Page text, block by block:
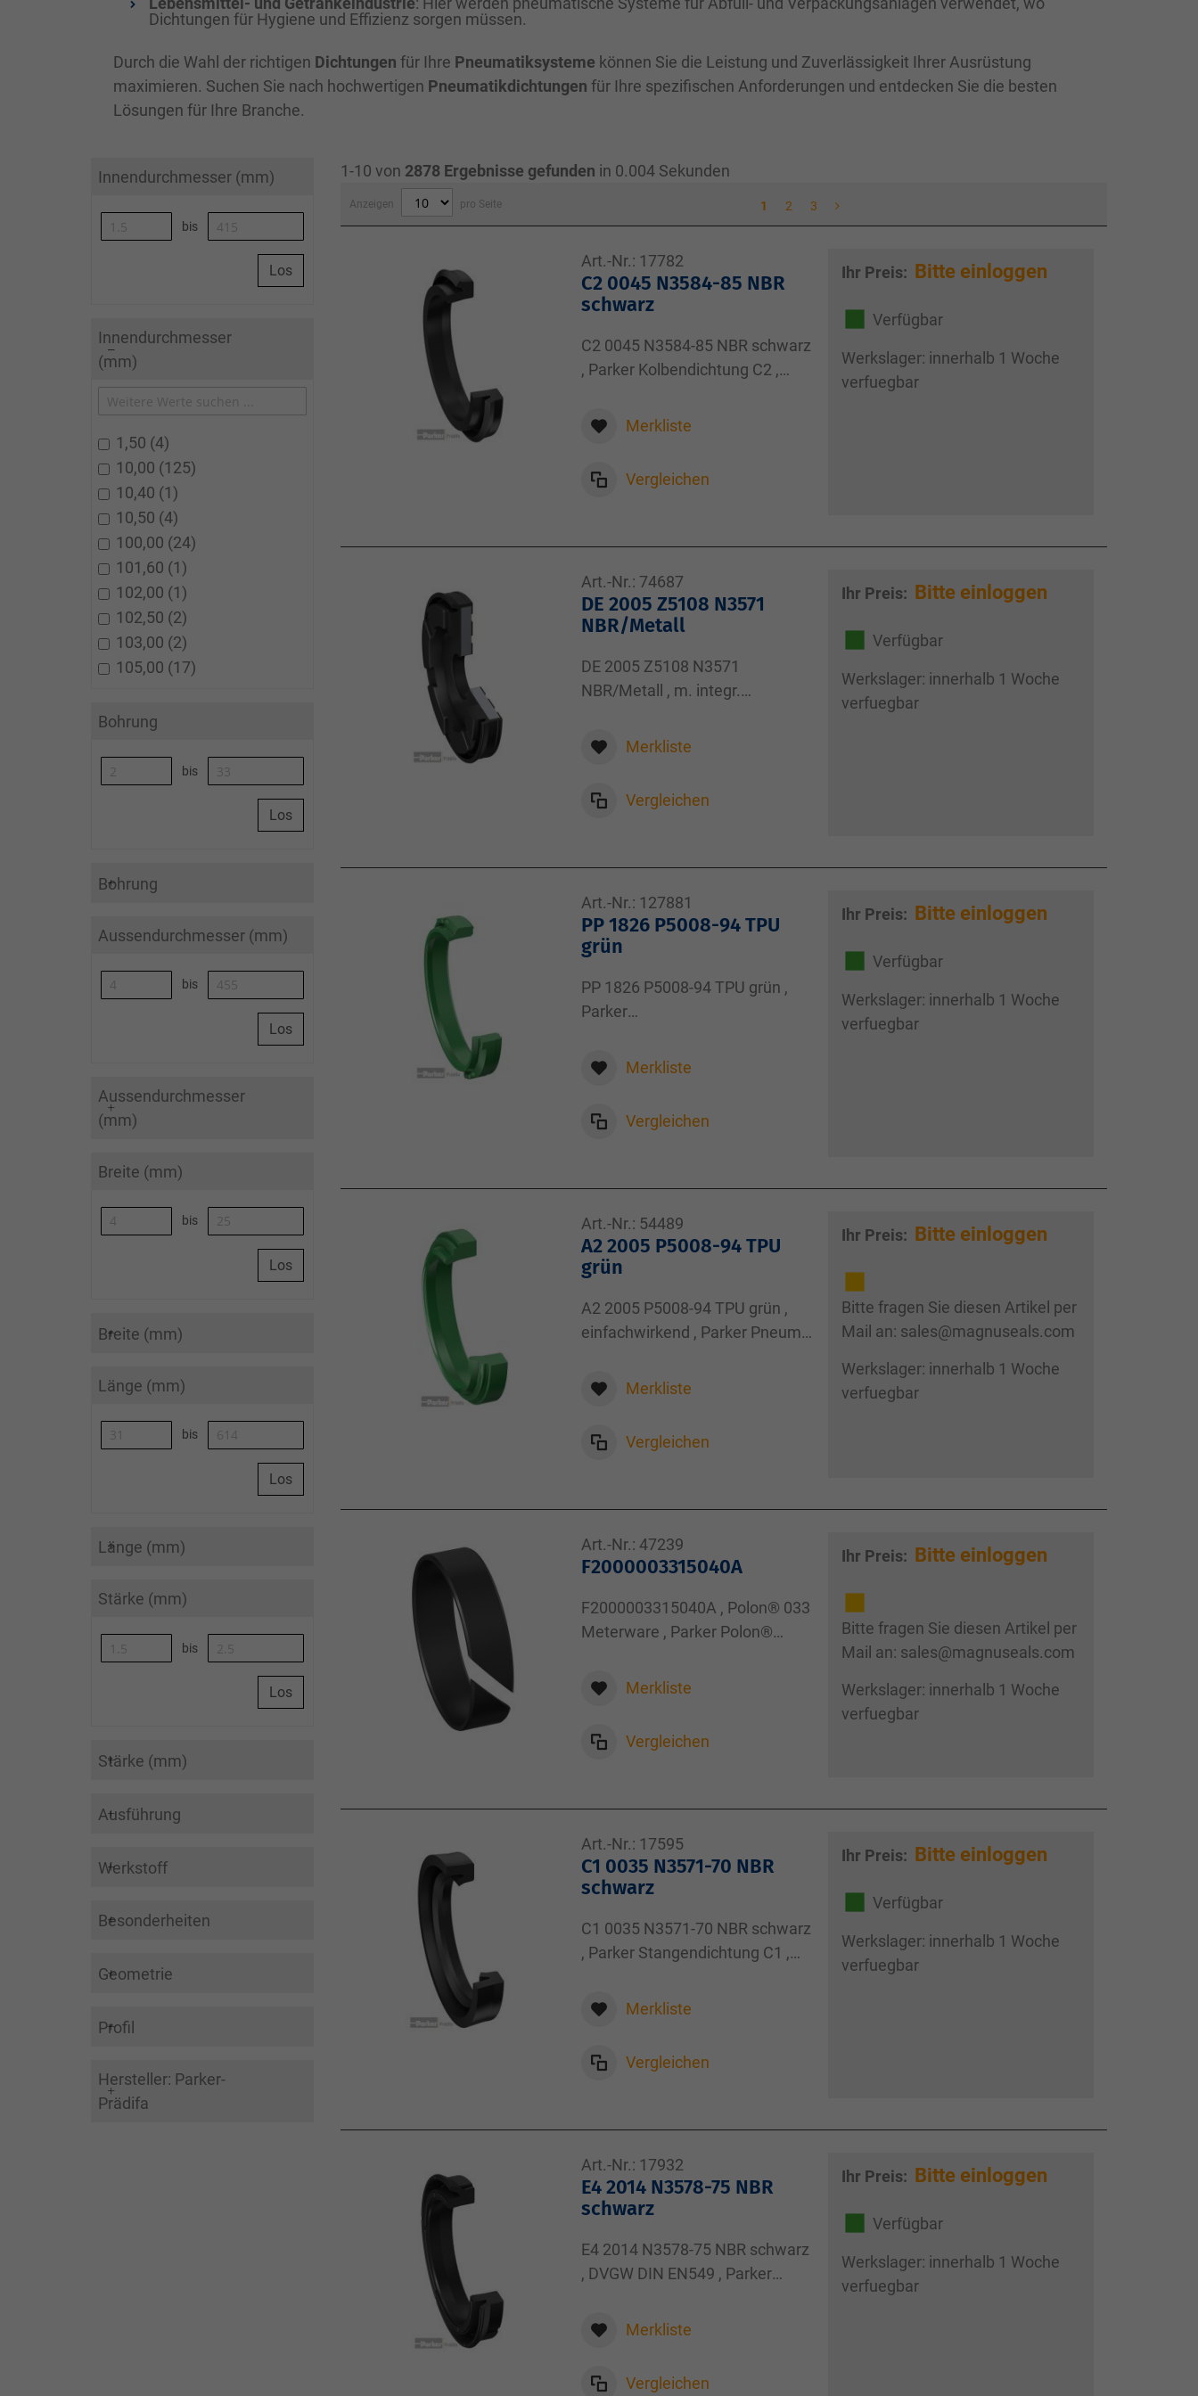
Dichtungen für Hygiene und Effizienz sorgen müssen.
Durch die Wahl der richtigen Dichtungen für Ihre Pneumatiksysteme können Sie die Leistung und Zuverlässigkeit Ihrer Ausrüstung
maximieren. Suchen Sie nach hochwertigen Pneumatikdichtungen für Ihre spezifischen Anforderungen und entdecken Sie die besten
Lösungen für Ihre Branche.
Innendurchmesser (mm)
bis
Los
Innendurchmesser
(mm)
1,50 4
10,00 125
10,40 1
10,50 4
100,00 24
101,60 1
102,00 1
102,50 2
103,00 2
105,00 17
Bohrung
bis
Los
Bohrung
Aussendurchmesser (mm)
bis
Los
Aussendurchmesser
(mm)
Breite (mm)
bis
Los
Breite (mm)
Länge (mm)
bis
Los
Länge (mm)
Stärke (mm)
bis
Los
Stärke (mm)
Ausführung
Werkstoff
Besonderheiten
Geometrie
Profil
Hersteller: Parker-
Prädifa
1-10 von 2878 Ergebnisse gefunden in 0.004 Sekunden
Anzeigen pro Seite 1 2 3
Art.-Nr.: 17782
C2 0045 N3584-85 NBR
schwarz
C2 0045 N3584-85 NBR schwarz
, Parker Kolbendichtung C2 ,
Merkliste
Vergleichen
Ihr Preis: Bitte einloggen
Verfügbar
Werkslager: innerhalb 1 Woche
verfuegbar
Art.-Nr.: 74687
DE 2005 Z5108 N3571
NBR/Metall
DE 2005 Z5108 N3571
NBR/Metall , m. integr.
Komplettkolben DE ,
Merkliste
Vergleichen
Ihr Preis: Bitte einloggen
Verfügbar
Werkslager: innerhalb 1 Woche
verfuegbar
Art.-Nr.: 127881
PP 1826 P5008-94 TPU
grün
PP 1826 P5008-94 TPU grün ,
Parker
18,00x26,00x7,80
Merkliste
Vergleichen
Ihr Preis: Bitte einloggen
Verfügbar
Werkslager: innerhalb 1 Woche
verfuegbar
Art.-Nr.: 54489
A2 2005 P5008-94 TPU
grün
A2 2005 P5008-94 TPU grün ,
einfachwirkend , Parker Pneum.
20,00x28,00x7,00
Merkliste
Vergleichen
Ihr Preis: Bitte einloggen
Bitte fragen Sie diesen Artikel per
Mail an: sales@magnuseals.com
Werkslager: innerhalb 1 Woche
verfuegbar
Art.-Nr.: 47239
F2000003315040A
F2000003315040A , Polon® 033
Meterware , Parker Polon®
Merkliste
Vergleichen
Ihr Preis: Bitte einloggen
Bitte fragen Sie diesen Artikel per
Mail an: sales@magnuseals.com
Werkslager: innerhalb 1 Woche
verfuegbar
Art.-Nr.: 17595
C1 0035 N3571-70 NBR
schwarz
C1 0035 N3571-70 NBR schwarz
, Parker Stangendichtung C1 ,
Merkliste
Vergleichen
Ihr Preis: Bitte einloggen
Verfügbar
Werkslager: innerhalb 1 Woche
verfuegbar
Art.-Nr.: 17932
E4 2014 N3578-75 NBR
schwarz
E4 2014 N3578-75 NBR schwarz
, DVGW DIN EN549 , Parker
20,00x14,00x4,00
Merkliste
Vergleichen
Ihr Preis: Bitte einloggen
Verfügbar
Werkslager: innerhalb 1 Woche
verfuegbar